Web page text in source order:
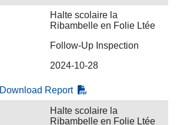
Halte scolaire la
Ribambelle en Folie Ltée
Follow-Up Inspection
2024-10-28
Download Report
Halte scolaire la
Ribambelle en Folie Ltée